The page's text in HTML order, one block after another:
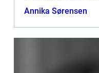
hjælper vi...
Annika Sørensen